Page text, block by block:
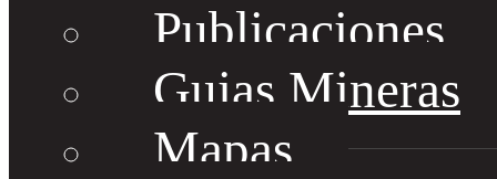
Publicaciones
Guias Mineras
Mapas